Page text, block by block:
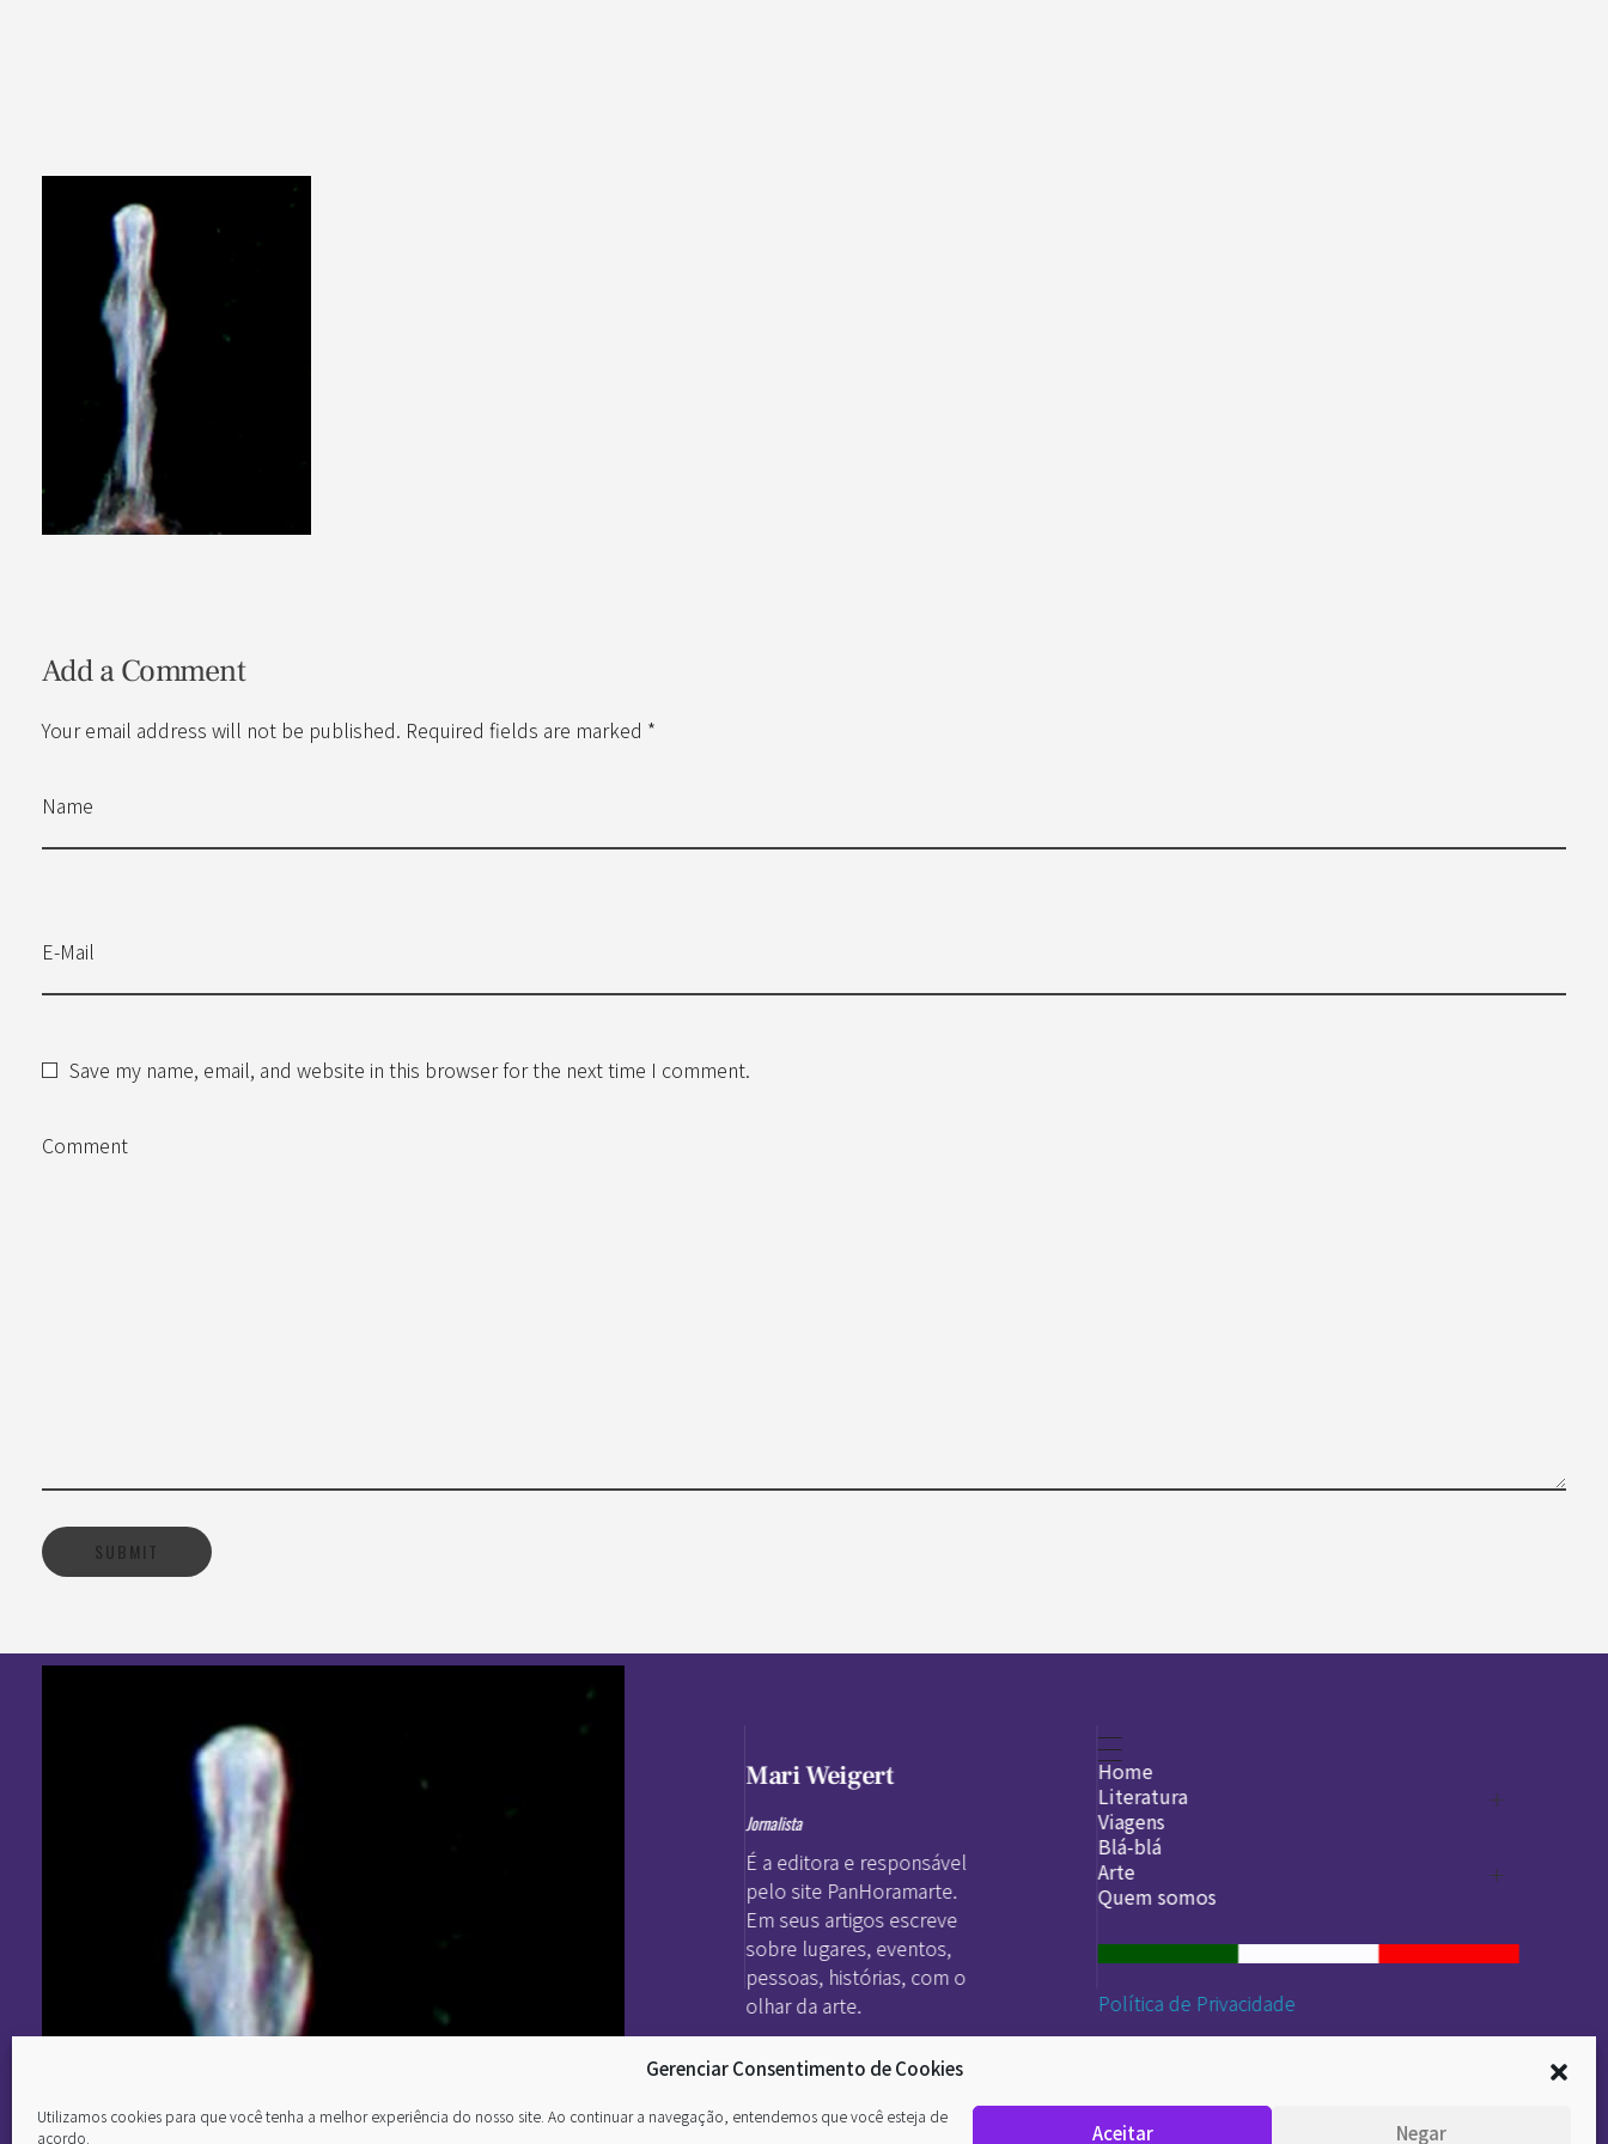
Gerenciar Consentimento de Cookies
Utilizamos cookies para que você tenha a melhor experiência do nosso site. Ao continuar a navegação, entendemos que você esteja de
acordo.
Aceitar Negar
Add a Comment
Your email address will not be published. Required fields are marked *
Name
E-Mail
Save my name, email, and website in this browser for the next time I comment.
Comment
Mari Weigert
Jornalista
É a editora e responsável
pelo site PanHoramarte.
Em seus artigos escreve
sobre lugares, eventos,
pessoas, histórias, com o
olhar da arte.
Home
Literatura
Legado
Viagens
Blá-blá
Arte
O que é arte
DesignSocial
Quem somos
Política de Privacidade